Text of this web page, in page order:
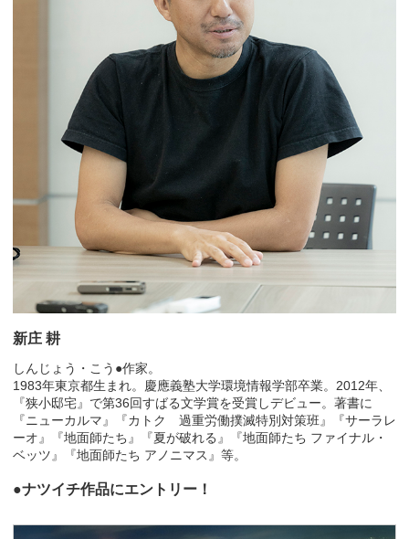
新庄 耕
しんじょう・こう●作家。
1983年東京都生まれ。慶應義塾大学環境情報学部卒業。2012年、
『狭小邸宅』で第36回すばる文学賞を受賞しデビュー。著書に
『ニューカルマ』『カトク 過重労働撲滅特別対策班』『サーラレ
ーオ』『地面師たち』『夏が破れる』『地面師たち ファイナル・
ベッツ』『地面師たち アノニマス』等。
●ナツイチ作品にエントリー！